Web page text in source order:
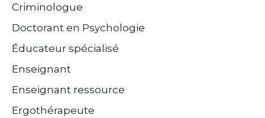
Criminologue
Doctorant en Psychologie
Éducateur spécialisé
Enseignant
Enseignant ressource
Ergothérapeute